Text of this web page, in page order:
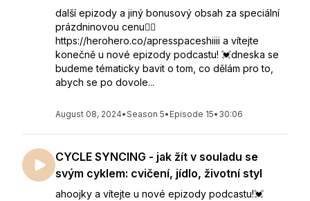
další epizody a jiný bonusový obsah za speciální
prázdninovou cenu👇🏻
https://herohero.co/apresspaceshiiii a vítejte
konečně u nové epizody podcastu! 💓dneska se
budeme tématicky bavit o tom, co dělám pro to,
abych se po dovole...
August 08, 2024•Season 5• Episode 15• 30:06
CYCLE SYNCING - jak žít v souladu se
svým cyklem: cvičení, jídlo, životní styl
ahoojky a vítejte u nové epizody podcastu!💓